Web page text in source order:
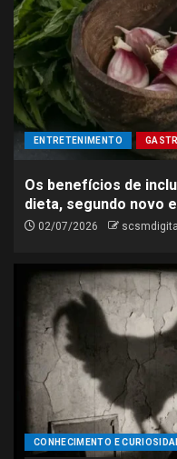
ENTRETENIMENTO
Os benefícios de
dieta, segundo novo
02/07/2026 scsmdigital
CONHECIMENTO E